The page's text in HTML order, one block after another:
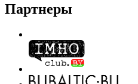
Партнеры